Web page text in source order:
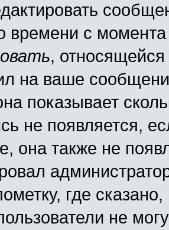
времени с
,
на ваше
показывает
не появляется,
она также не
где
не